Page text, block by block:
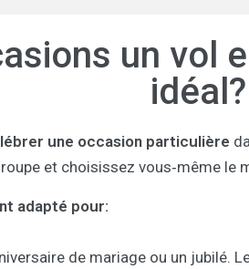
un vol
idéal?
une occasion particulière
et choisissez vous‑même le
adapté pour:
de mariage ou un jubilé.